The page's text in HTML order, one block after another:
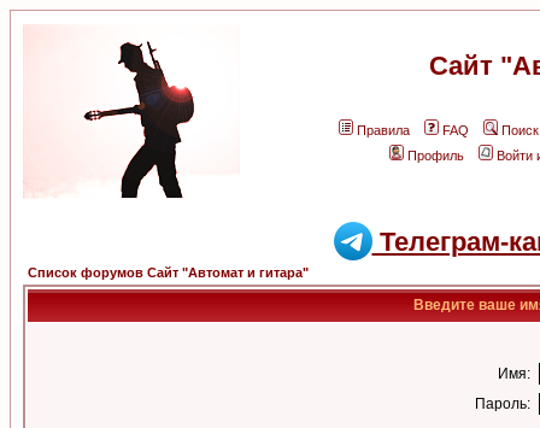
Сайт
Правила FAQ
Поиск
Профиль
Войти
Телеграм-
Список форумов Сайт "Автомат и гитара"
Введите ваше
Имя:
Пароль: